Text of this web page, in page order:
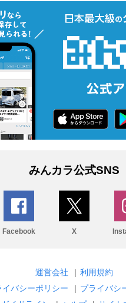
みんカラ公式SNS
Facebook X
運営会社 | 利用規約
イバシーポリシー
| プライバシ